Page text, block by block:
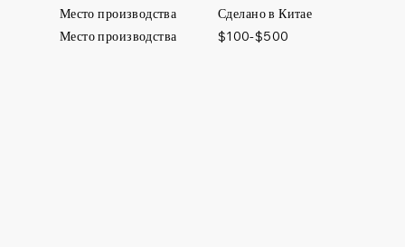
Сделано в Китае
Место производства
Место производства
$100-$500